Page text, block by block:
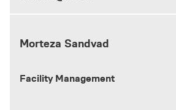
Morteza Sandvad
Facility Management